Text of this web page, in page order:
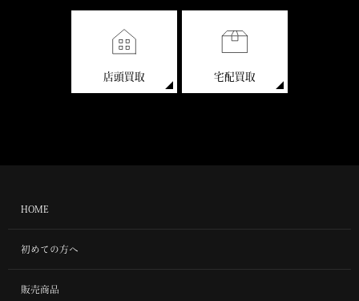
店頭買取 宅配買取
HOME
初めての方へ
販売商品